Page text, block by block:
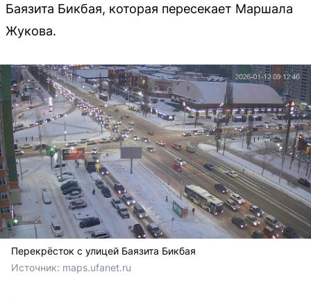
Баязита Бикбая, которая пересекает Маршала
Жукова.
Перекрёсток с улицей Баязита Бикбая
Источник: maps.ufanet.ru